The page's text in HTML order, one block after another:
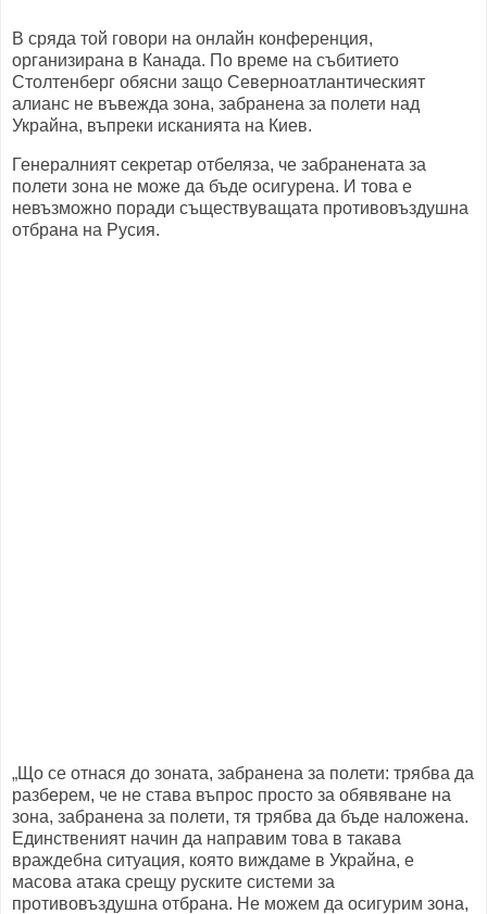
В сряда той говори на онлайн конференция,
организирана в Канада. По време на събитието
Столтенберг обясни защо Северноатлантическият
алианс не въвежда зона, забранена за полети над
Украйна, въпреки исканията на Киев.
Генералният секретар отбеляза, че забранената за
полети зона не може да бъде осигурена. И това е
невъзможно поради съществуващата противовъздушна
отбрана на Русия.
„Що се отнася до зоната, забранена за полети: трябва да
разберем, че не става въпрос просто за обявяване на
зона, забранена за полети, тя трябва да бъде наложена.
Единственият начин да направим това в такава
враждебна ситуация, която виждаме в Украйна, е
масова атака срещу руските системи за
противовъздушна отбрана. Не можем да осигурим зона,